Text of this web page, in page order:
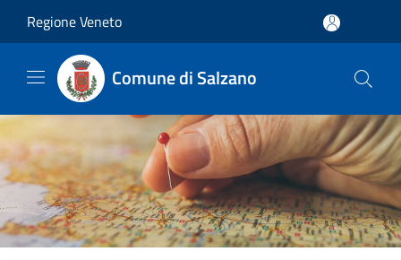
Regione Veneto
Comune di Salzano